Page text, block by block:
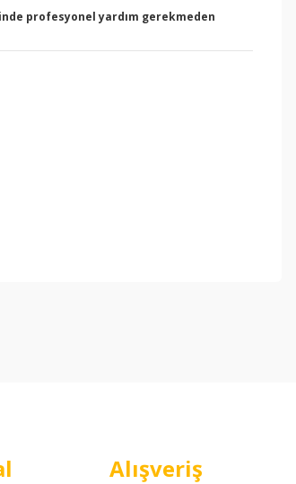
profesyonel yardım gerekmeden
Alışveriş